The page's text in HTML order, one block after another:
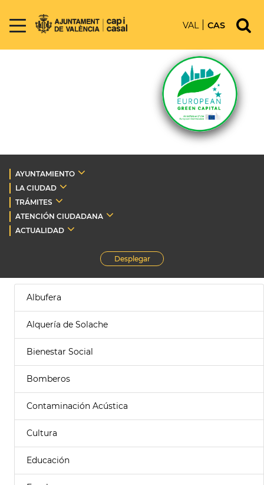
VAL CAS
AYUNTAMIENTO
LA CIUDAD
TRÁMITES
ATENCIÓN CIUDADANA
ACTUALIDAD
Desplegar
Albufera
Alquería de Solache
Bienestar Social
Bomberos
Contaminación Acústica
Cultura
Educación